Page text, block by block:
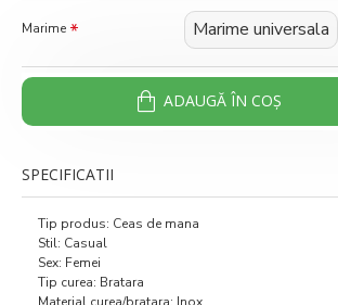
Marime Marime universala
ADAUGĂ ÎN COŞ
SPECIFICATII
Tip produs: Ceas de mana
Stil: Casual
Sex: Femei
Tip curea: Bratara